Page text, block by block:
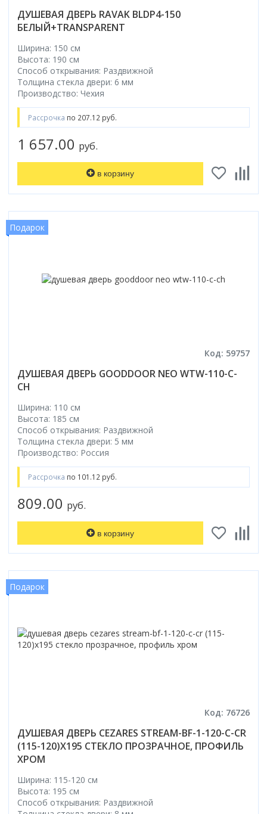
ДУШЕВАЯ ДВЕРЬ RAVAK BLDP4-150
БЕЛЫЙ+TRANSPARENT
Ширина: 150 см
Высота: 190 см
Способ открывания: Раздвижной
Толщина стекла двери: 6 мм
Производство: Чехия
Рассрочка по 207.12 руб.
1 657.00 руб.
в корзину
Подарок
Код: 59757
ДУШЕВАЯ ДВЕРЬ GOODDOOR NEO WTW-110-C-
CH
Ширина: 110 см
Высота: 185 см
Способ открывания: Раздвижной
Толщина стекла двери: 5 мм
Производство: Россия
Рассрочка по 101.12 руб.
809.00 руб.
в корзину
Подарок
Код: 76726
ДУШЕВАЯ ДВЕРЬ CEZARES STREAM-BF-1-120-C-CR
(115-120)X195 СТЕКЛО ПРОЗРАЧНОЕ, ПРОФИЛЬ
ХРОМ
Ширина: 115-120 см
Высота: 195 см
Способ открывания: Раздвижной